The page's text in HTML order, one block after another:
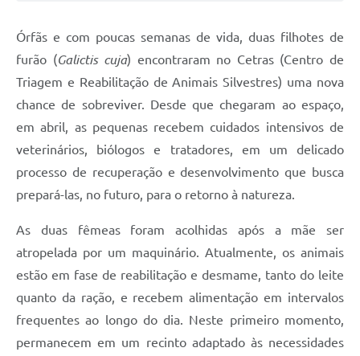
Contato
Plano de Contratações Anuais
Órfãs e com poucas semanas de vida, duas filhotes de
furão (Galictis cuja) encontraram no Cetras (Centro de
Triagem e Reabilitação de Animais Silvestres) uma nova
chance de sobreviver. Desde que chegaram ao espaço,
em abril, as pequenas recebem cuidados intensivos de
veterinários, biólogos e tratadores, em um delicado
processo de recuperação e desenvolvimento que busca
prepará-las, no futuro, para o retorno à natureza.
As duas fêmeas foram acolhidas após a mãe ser
atropelada por um maquinário. Atualmente, os animais
estão em fase de reabilitação e desmame, tanto do leite
quanto da ração, e recebem alimentação em intervalos
frequentes ao longo do dia. Neste primeiro momento,
permanecem em um recinto adaptado às necessidades